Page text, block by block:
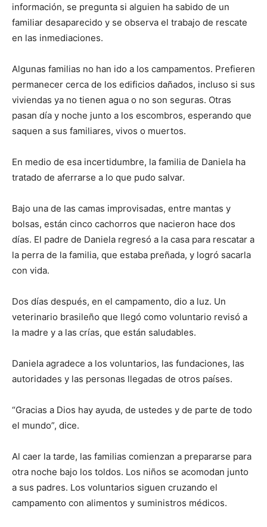
información, se pregunta si alguien ha sabido de un
familiar desaparecido y se observa el trabajo de rescate
en las inmediaciones.
Algunas familias no han ido a los campamentos. Prefieren
permanecer cerca de los edificios dañados, incluso si sus
viviendas ya no tienen agua o no son seguras. Otras
pasan día y noche junto a los escombros, esperando que
saquen a sus familiares, vivos o muertos.
En medio de esa incertidumbre, la familia de Daniela ha
tratado de aferrarse a lo que pudo salvar.
Bajo una de las camas improvisadas, entre mantas y
bolsas, están cinco cachorros que nacieron hace dos
días. El padre de Daniela regresó a la casa para rescatar a
la perra de la familia, que estaba preñada, y logró sacarla
con vida.
Dos días después, en el campamento, dio a luz. Un
veterinario brasileño que llegó como voluntario revisó a
la madre y a las crías, que están saludables.
Daniela agradece a los voluntarios, las fundaciones, las
autoridades y las personas llegadas de otros países.
“Gracias a Dios hay ayuda, de ustedes y de parte de todo
el mundo”, dice.
Al caer la tarde, las familias comienzan a prepararse para
otra noche bajo los toldos. Los niños se acomodan junto
a sus padres. Los voluntarios siguen cruzando el
campamento con alimentos y suministros médicos.